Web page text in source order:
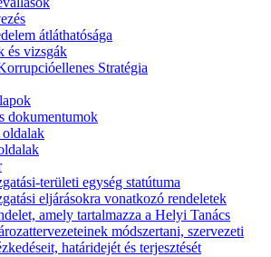
átláthatósága
és vizsgák
Stratégia
dokumentumok
területi egység statútuma
eljárásokra vonatkozó rendeletek
amely tartalmazza a Helyi Tanács
módszertani, szervezeti
határidejét és terjesztését